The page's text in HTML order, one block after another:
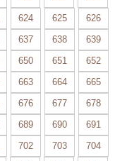
624 625
626
637 638
639
650 651
652
663 664
665
676 677
678
689 690
691
702 703
704